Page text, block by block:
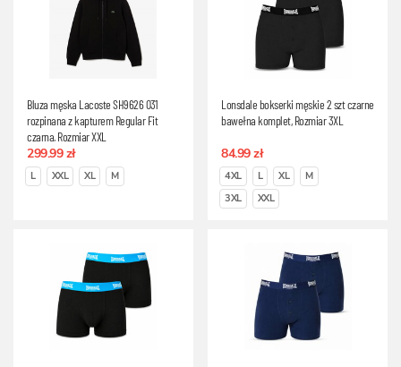
Bluza męska Lacoste SH9626 031
rozpinana z kapturem Regular Fit
czarna, Rozmiar XXL
299.99 zł
L XXL XL M
Lonsdale bokserki męskie 2 szt czarne
bawełna komplet, Rozmiar 3XL
84.99 zł
4XL L XL
M
3XL
XXL